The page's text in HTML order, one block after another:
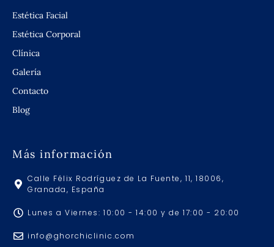
Estética Facial
Estética Corporal
Clínica
Galería
Contacto
Blog
Más información
Calle Félix Rodríguez de La Fuente, 11, 18006,
Granada, España
Lunes a Viernes: 10:00 - 14:00 y de 17:00 - 20:00
info@ghorchiclinic.com